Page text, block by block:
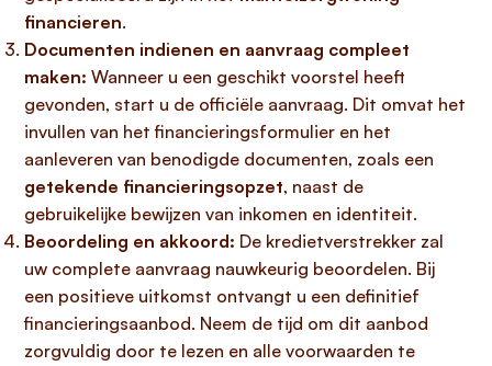
financieren.
Documenten indienen en aanvraag compleet
maken: Wanneer u een geschikt voorstel heeft
gevonden, start u de officiële aanvraag. Dit omvat het
invullen van het financieringsformulier en het
aanleveren van benodigde documenten, zoals een
getekende financieringsopzet, naast de
gebruikelijke bewijzen van inkomen en identiteit.
Beoordeling en akkoord: De kredietverstrekker zal
uw complete aanvraag nauwkeurig beoordelen. Bij
een positieve uitkomst ontvangt u een definitief
financieringsaanbod. Neem de tijd om dit aanbod
zorgvuldig door te lezen en alle voorwaarden te